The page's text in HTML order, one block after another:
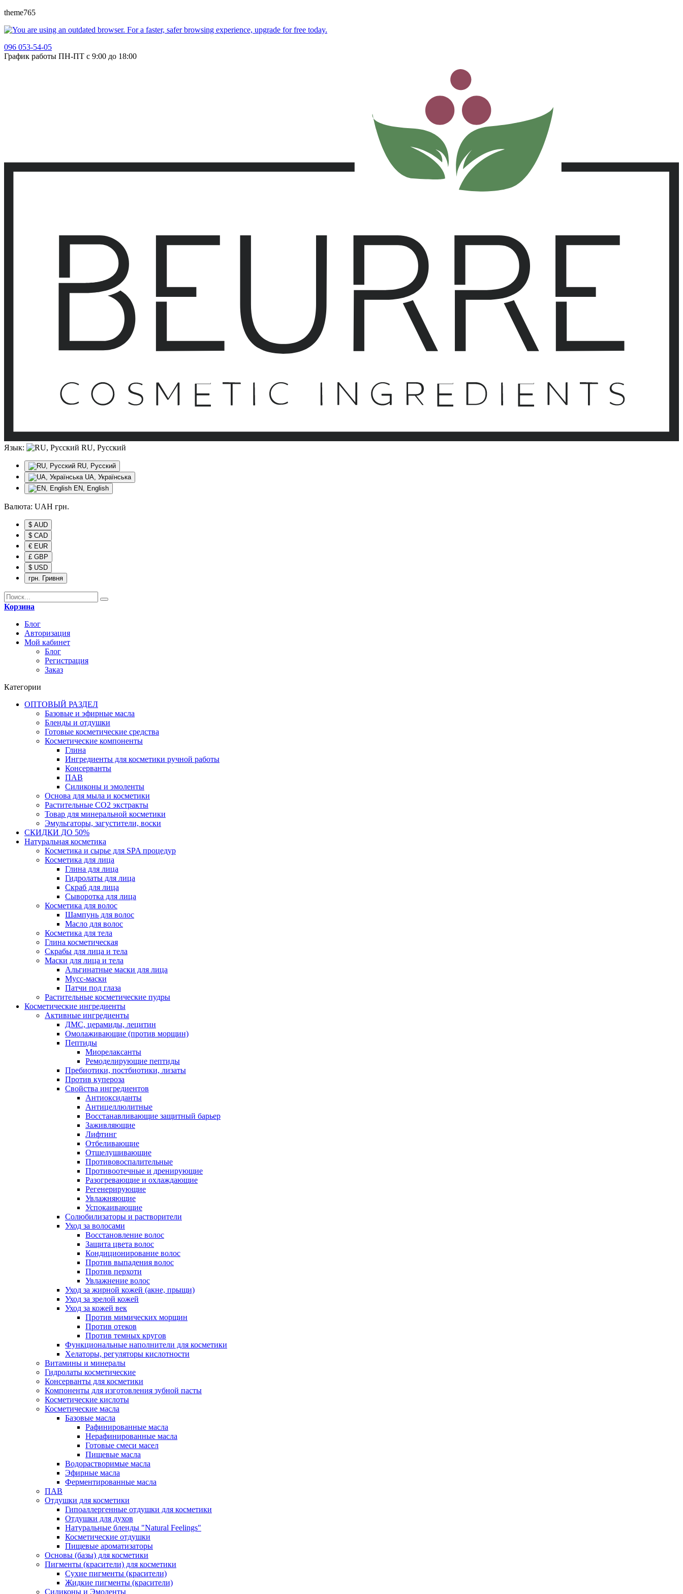
theme765
096 053-54-05
График работы ПН-ПТ с 9:00 до 18:00
Язык: RU, Русский
RU, Русский
UA, Українська
EN, English
Валюта: UAH грн.
$ AUD
$ CAD
€ EUR
£ GBP
$ USD
грн. Гривня
Корзина
Блог
Авторизация
Мой кабинет
Блог
Регистрация
Заказ
Категории
ОПТОВЫЙ РАЗДЕЛ
Базовые и эфирные масла
Бленды и отдушки
Готовые косметические средства
Косметические компоненты
Глина
Ингредиенты для косметики ручной работы
Консерванты
ПАВ
Силиконы и эмоленты
Основа для мыла и косметики
Растительные СО2 экстракты
Товар для минеральной косметики
Эмульгаторы, загустители, воски
СКИДКИ ДО 50%
Натуральная косметика
Косметика и сырье для SPA процедур
Косметика для лица
Глина для лица
Гидролаты для лица
Скраб для лица
Сыворотка для лица
Косметика для волос
Шампунь для волос
Масло для волос
Косметика для тела
Глина косметическая
Скрабы для лица и тела
Маски для лица и тела
Альгинатные маски для лица
Мусс-маски
Патчи под глаза
Растительные косметические пудры
Косметические ингредиенты
Активные ингредиенты
ДМС, церамиды, лецитин
Омолаживающие (против морщин)
Пептиды
Миорелаксанты
Ремоделирующие пептиды
Пребиотики, постбиотики, лизаты
Против купероза
Свойства ингредиентов
Антиоксиданты
Антицеллюлитные
Восстанавливающие защитный барьер
Заживляющие
Лифтинг
Отбеливающие
Отшелушивающие
Противовоспалительные
Противоотечные и дренирующие
Разогревающие и охлаждающие
Регенерирующие
Увлажняющие
Успокаивающие
Солюбилизаторы и растворители
Уход за волосами
Восстановление волос
Защита цвета волос
Кондиционирование волос
Против выпадения волос
Против перхоти
Увлажнение волос
Уход за жирной кожей (акне, прыщи)
Уход за зрелой кожей
Уход за кожей век
Против мимических морщин
Против отеков
Против темных кругов
Функциональные наполнители для косметики
Хелаторы, регуляторы кислотности
Витамины и минералы
Гидролаты косметические
Консерванты для косметики
Компоненты для изготовления зубной пасты
Косметические кислоты
Косметические масла
Базовые масла
Рафинированные масла
Нерафинированные масла
Готовые смеси масел
Пищевые масла
Водорастворимые масла
Эфирные масла
Ферментированные масла
ПАВ
Отдушки для косметики
Гипоаллергенные отдушки для косметики
Отдушки для духов
Натуральные бленды "Natural Feelings"
Косметические отдушки
Пищевые ароматизаторы
Основы (базы) для косметики
Пигменты (красители) для косметики
Сухие пигменты (красители)
Жидкие пигменты (красители)
Силиконы и Эмоленты